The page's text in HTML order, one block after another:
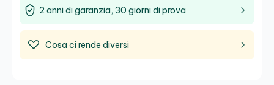
2 anni di garanzia, 30 giorni di prova
Cosa ci rende diversi